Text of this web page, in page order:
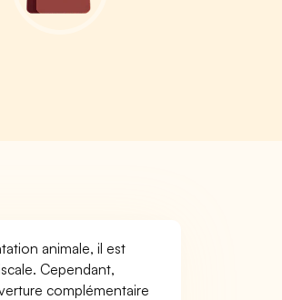
animale, il est
Cependant,
complémentaire